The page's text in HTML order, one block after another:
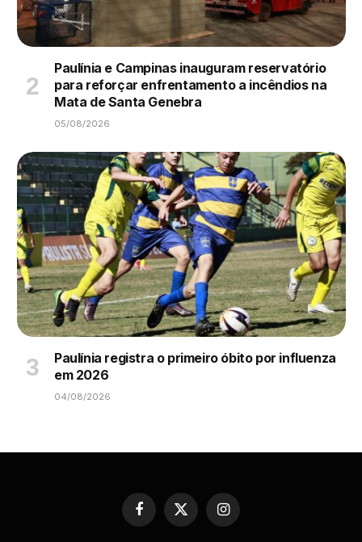
Paulínia e Campinas inauguram reservatório
para reforçar enfrentamento a incêndios na
Mata de Santa Genebra
05/08/2026
Paulínia registra o primeiro óbito por influenza
em 2026
04/08/2026
Facebook
X
(Twitter)
Instagram